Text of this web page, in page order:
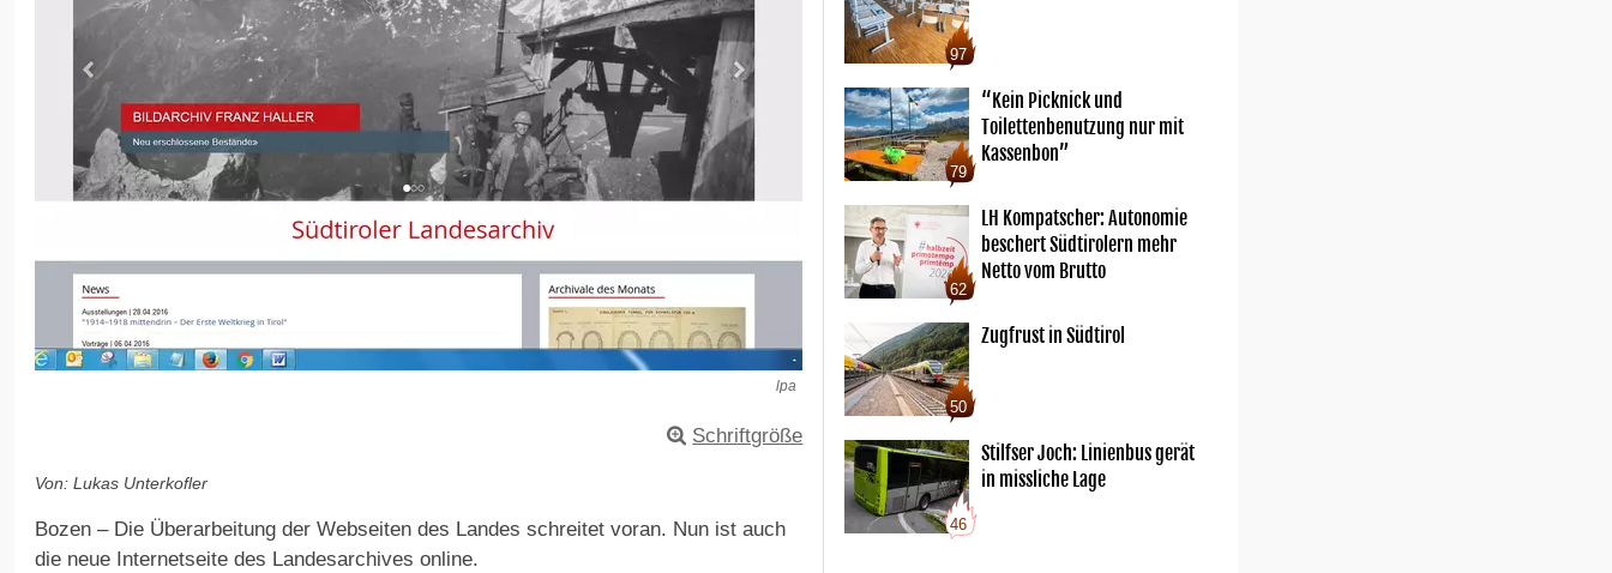
lpa
Schriftgröße
Von: Lukas Unterkofler
Bozen – Die Überarbeitung der Webseiten des Landes schreitet voran. Nun ist auch
die neue Internetseite des Landesarchives online.
97
79
“Kein Picknick und
Toilettenbenutzung nur mit
Kassenbon”
62
LH Kompatscher: Autonomie
beschert Südtirolern mehr
Netto vom Brutto
50
Zugfrust in Südtirol
46
Stilfser Joch: Linienbus gerät
in missliche Lage